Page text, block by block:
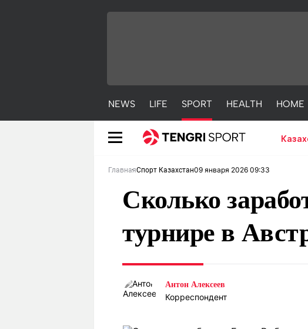
NEWS LIFE SPORT HEALTH HOME
Погода
Рейтинги
Гороскопы
ГлавнаяСпорт Казахстан09 января 2026 09:33
Сколько
турнире в
Антон Алексеев
Корреспондент